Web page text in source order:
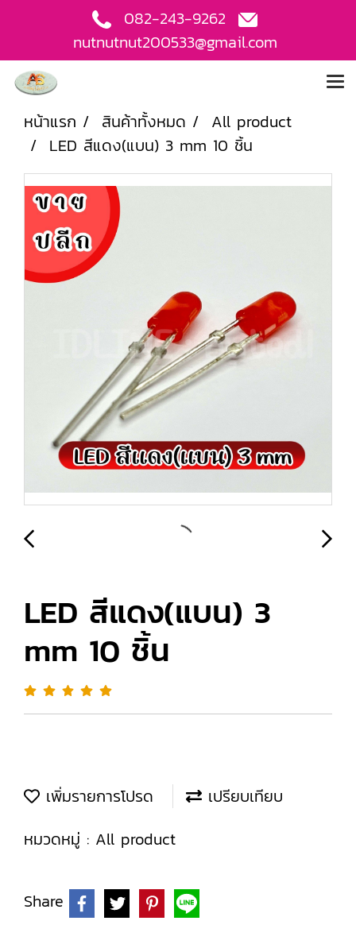
082-243-9262
nutnutnut200533@gmail.com
หน้าแรก สินค้าทั้งหมด
All product
LED สีแดง(แบน) 3 mm 10 ชิ้น
LED สีแดง(แบน) 3
mm 10 ชิ้น
เพิ่มรายการโปรด
เปรียบเทียบ
หมวดหมู่ : All product
Share